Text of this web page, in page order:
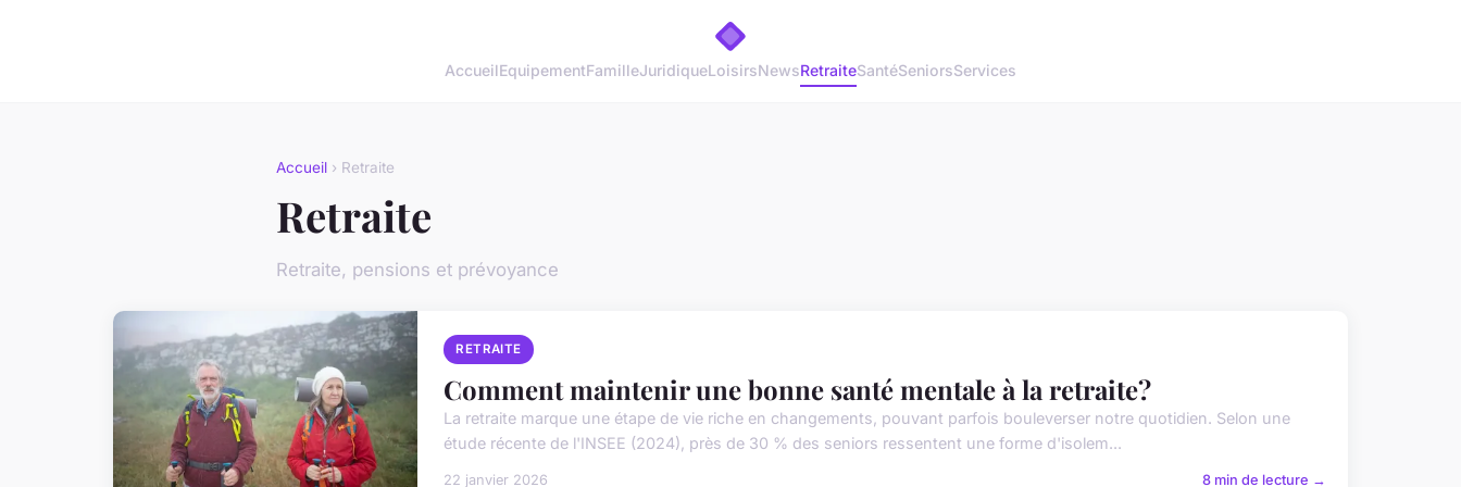
AccueilEquipementFamilleJuridiqueLoisirsNewsRetraiteSantéSeniorsServices
Accueil › Retraite
Retraite
Retraite, pensions et prévoyance
RETRAITE
Comment maintenir une bonne santé mentale à la retraite?
La retraite marque une étape de vie riche en changements, pouvant parfois bouleverser notre quotidien. Selon une
étude récente de l'INSEE (2024), près de 30 % des seniors ressentent une forme d'isolem...
22 janvier 2026 8 min de lecture →